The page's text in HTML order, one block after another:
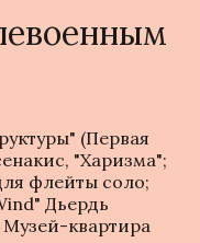
(Первая
"Харизма";
флейты соло;
Дьердь
квартира